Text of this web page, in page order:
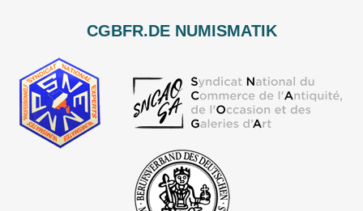
CGBFR.DE NUMISMATIK